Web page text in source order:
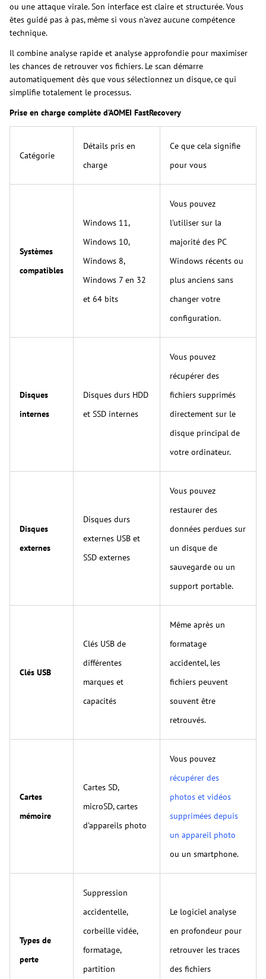
ou une attaque virale. Son interface est claire et structurée. Vous
êtes guidé pas à pas, même si vous n’avez aucune compétence
technique.
Il combine analyse rapide et analyse approfondie pour maximiser
les chances de retrouver vos fichiers. Le scan démarre
automatiquement dès que vous sélectionnez un disque, ce qui
simplifie totalement le processus.
Prise en charge complète d’AOMEI FastRecovery
Catégorie
Détails pris en
charge
Ce que cela signifie
pour vous
Systèmes
compatibles
Windows 11,
Windows 10,
Windows 8,
Windows 7 en 32
et 64 bits
Vous pouvez
l’utiliser sur la
majorité des PC
Windows récents ou
plus anciens sans
changer votre
configuration.
Disques
internes
Disques durs HDD
et SSD internes
Vous pouvez
récupérer des
fichiers supprimés
directement sur le
disque principal de
votre ordinateur.
Disques
externes
Disques durs
externes USB et
SSD externes
Vous pouvez
restaurer des
données perdues sur
un disque de
sauvegarde ou un
support portable.
Clés USB
Clés USB de
différentes
marques et
capacités
Même après un
formatage
accidentel, les
fichiers peuvent
souvent être
retrouvés.
Cartes
mémoire
Cartes SD,
microSD, cartes
d’appareils photo
Vous pouvez
récupérer des
photos et vidéos
supprimées depuis
un appareil photo
ou un smartphone.
Types de
perte
Suppression
accidentelle,
corbeille vidée,
formatage,
partition
Le logiciel analyse
en profondeur pour
retrouver les traces
des fichiers